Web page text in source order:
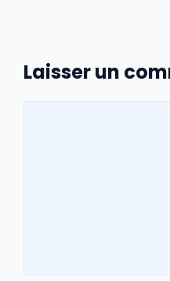
Laisser un